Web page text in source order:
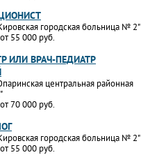
городская больница № 2"
55 000 руб.
ИЛИ ВРАЧ-ПЕДИАТР
центральная районная
70 000 руб.
городская больница № 2"
55 000 руб.